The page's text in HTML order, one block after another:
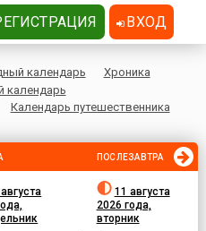
календарь
Хроника
календарь
Календарь путешественника
ПОСЛЕЗАВТРА
11 августа
2026 года,
вторник
ВХОД